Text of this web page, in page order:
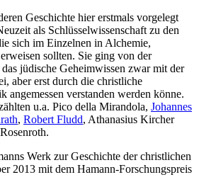
Geschichte hier erstmals vorgelegt
als Schlüsselwissenschaft zu den
sich im Einzelnen in Alchemie,
sollten. Sie ging von der
jüdische Geheimwissen zwar mit der
aber erst durch die christliche
angemessen verstanden werden könne.
u.a. Pico della Mirandola, Johannes
, Robert Fludd, Athanasius Kircher
.
Werk zur Geschichte der christlichen
2013 mit dem Hamann-Forschungspreis